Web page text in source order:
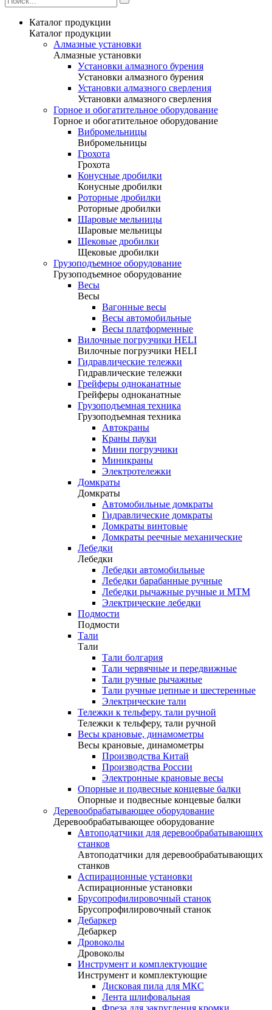
Каталог продукции
Каталог продукции
Алмазные установки
Алмазные установки
Уcтановки алмазного бурения
Уcтановки алмазного бурения
Установки алмазного сверления
Установки алмазного сверления
Горное и обогатительное оборудование
Горное и обогатительное оборудование
Вибромельницы
Вибромельницы
Грохота
Грохота
Конусные дробилки
Конусные дробилки
Роторные дробилки
Роторные дробилки
Шаровые мельницы
Шаровые мельницы
Щековые дробилки
Щековые дробилки
Грузоподъемное оборудование
Грузоподъемное оборудование
Весы
Весы
Вагонные весы
Весы автомобильные
Весы платформенные
Вилочные погрузчики HELI
Вилочные погрузчики HELI
Гидравлические тележки
Гидравлические тележки
Грейферы одноканатные
Грейферы одноканатные
Грузоподъемная техника
Грузоподъемная техника
Автокраны
Краны пауки
Мини погрузчики
Миникраны
Электротележки
Домкраты
Домкраты
Автомобильные домкраты
Гидравлические домкраты
Домкраты винтовые
Домкраты реечные механические
Лебедки
Лебедки
Лебедки автомобильные
Лебедки барабанные ручные
Лебедки рычажные ручные и МТМ
Электрические лебедки
Подмости
Подмости
Тали
Тали
Тали болгария
Тали червячные и передвижные
Тали ручные рычажные
Тали ручные цепные и шестеренные
Электрические тали
Тележки к тельферу, тали ручной
Тележки к тельферу, тали ручной
Весы крановые, динамометры
Весы крановые, динамометры
Производства Китай
Производства России
Электронные крановые весы
Опорные и подвесные концевые балки
Опорные и подвесные концевые балки
Деревообрабатывающее оборудование
Деревообрабатывающее оборудование
Автоподатчики для деревообрабатывающих
станков
Автоподатчики для деревообрабатывающих
станков
Аспирационные установки
Аспирационные установки
Брусопрофилировочный станок
Брусопрофилировочный станок
Дебаркер
Дебаркер
Дровоколы
Дровоколы
Инструмент и комплектующие
Инструмент и комплектующие
Дисковая пила для МКС
Лента шлифовальная
Фреза для закругления кромки